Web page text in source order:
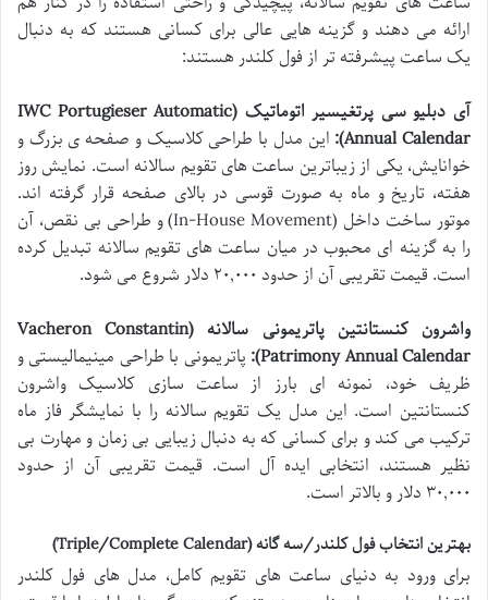
ارائه می دهند و گزینه هایی عالی برای کسانی هستند که به دنبال
یک ساعت پیشرفته تر از فول کلندر هستند:
آی دبلیو سی پرتغیسیر اتوماتیک (IWC Portugieser Automatic
Annual Calendar): این مدل با طراحی کلاسیک و صفحه ی بزرگ و
خوانایش، یکی از زیباترین ساعت های تقویم سالانه است. نمایش روز
هفته، تاریخ و ماه به صورت قوسی در بالای صفحه قرار گرفته اند.
موتور ساخت داخل (In-House Movement) و طراحی بی نقص، آن
را به گزینه ای محبوب در میان ساعت های تقویم سالانه تبدیل کرده
است. قیمت تقریبی آن از حدود ۲۰,۰۰۰ دلار شروع می شود.
واشرون کنستانتین پاتریمونی سالانه (Vacheron Constantin
Patrimony Annual Calendar): پاتریمونی با طراحی مینیمالیستی و
ظریف خود، نمونه ای بارز از ساعت سازی کلاسیک واشرون
کنستانتین است. این مدل یک تقویم سالانه را با نمایشگر فاز ماه
ترکیب می کند و برای کسانی که به دنبال زیبایی بی زمان و مهارت بی
نظیر هستند، انتخابی ایده آل است. قیمت تقریبی آن از حدود
۳۰,۰۰۰ دلار و بالاتر است.
بهترین انتخاب فول کلندر/سه گانه (Triple/Complete Calendar)
برای ورود به دنیای ساعت های تقویم کامل، مدل های فول کلندر